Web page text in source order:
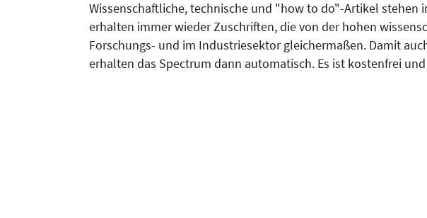
Wissenschaftliche, technische und "how to do"-Artikel
erhalten immer wieder Zuschriften, die von der hohen
Forschungs- und im Industriesektor gleichermaßen. Damit
erhalten das Spectrum dann automatisch. Es ist kostenfrei